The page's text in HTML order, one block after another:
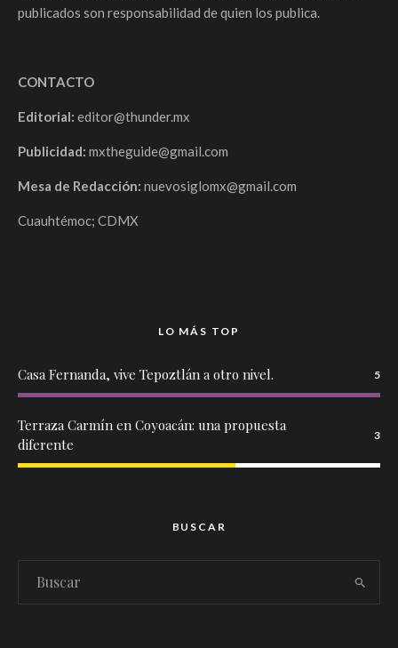
publicados son responsabilidad de quien los publica.
CONTACTO
Editorial: editor@thunder.mx
Publicidad: mxtheguide@gmail.com
Mesa de Redacción: nuevosiglomx@gmail.com
Cuauhtémoc; CDMX
LO MÁS TOP
Casa Fernanda, vive Tepoztlán a otro nivel. 5
Terraza Carmín en Coyoacán: una propuesta
diferente
3
BUSCAR